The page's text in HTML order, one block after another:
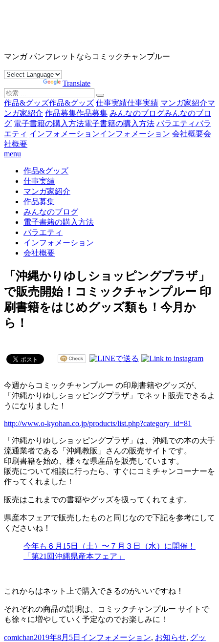
ツ
ス
ッ
プ
マンガ パンフレットならコミックチャンプルー
Translate
検
索
対
象:
作品&グッズ作品&グッズ 仕事実績仕事実績 マンガ家紹介マ
ンガ家紹介 作品募集作品募集 みんなのブログみんなのブロ
グ 電子書籍の購入方法電子書籍の購入方法 バラエティバラ
エティ インフォメーションインフォメーション 会社概要会
社概要
menu
作品&グッズ
仕事実績
マンガ家紹介
作品募集
みんなのブログ
電子書籍の購入方法
バラエティ
インフォメーション
会社概要
「沖縄かりゆしショッピングプラザ」
で販売開始！コミックチャンプルー 印
刷書籍をはじめグッズ類も！今月か
ら！
今週からコミックチャンプルー の印刷書籍やグッズが、
「沖縄かりゆしショッピングプラザ」でネット販売できるよ
うになりました！
http://www.o-kyohan.co.jp/products/list.php?category_id=81
「沖縄かりゆしショッピングプラザ」は、沖縄での本の大手
流通業者である「沖縄教販」さんの販売サイトです。
印刷書籍を始め、様々な県産品を販売しています。
販売について相談に行ったら、すぐにコミチャンコーナーを
作ってくれました！
販売はこれまでの書籍やグッズを扱ってくれてます。
県産本フェアで販売したものと同じなので下記を参考にして
くださいね！
今年も６月15日（土）〜７月３日（水）に開催！
「第21回沖縄県産本フェア」
これからはネット上で購入できるのがいいですね！
それぞれの商品の説明は、コミックチャンプルー サイトで
も徐々に増やしていく予定なのでお楽しみに！
投
comichan投
2019年8月5日 カ
インフォメーション, お知らせ, グッ